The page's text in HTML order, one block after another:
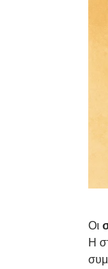
Οι
Η